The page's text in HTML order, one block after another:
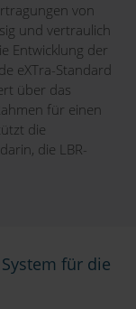
von
und vertraulich
Entwicklung der
eXTra-Standard
über das
für einen
die
die LBR-
für die